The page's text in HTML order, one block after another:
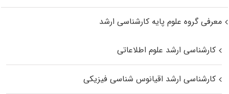
معرفی گروه علوم پایه کارشناسی ارشد
کارشناسی ارشد علوم اطلاعاتی
کارشناسی ارشد اقیانوس‌ شناسی فیزیکی